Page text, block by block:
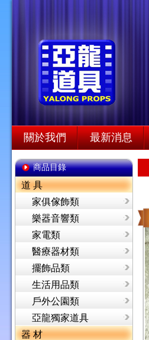
關於我們 最新消息
商品目錄
道 具
家俱傢飾類
樂器音響類
家電類
醫療器材類
擺飾品類
生活用品類
戶外公園類
亞龍獨家道具
器 材